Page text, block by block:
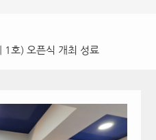
1호) 오픈식 개최 성료